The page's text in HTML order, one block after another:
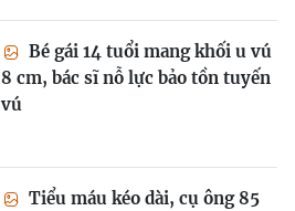
Bé gái 14 tuổi mang khối u vú
8 cm, bác sĩ nỗ lực bảo tồn tuyến
vú
Tiểu máu kéo dài, cụ ông 85